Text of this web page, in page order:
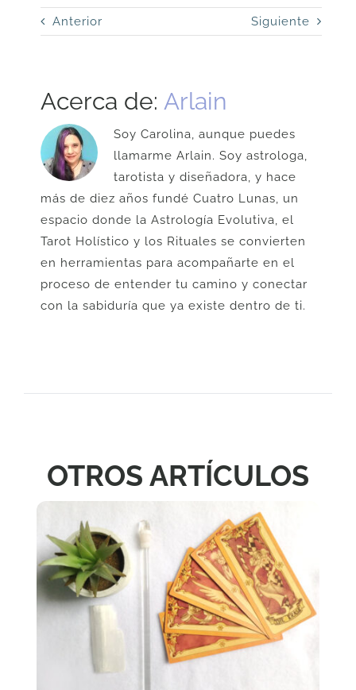
U$
93
se
página
de
producto
Anterior Siguiente
Acerca de: Arlain
Soy Carolina, aunque puedes
llamarme Arlain. Soy astrologa,
tarotista y diseñadora, y hace
más de diez años fundé Cuatro Lunas, un
espacio donde la Astrología Evolutiva, el
Tarot Holístico y los Rituales se convierten
en herramientas para acompañarte en el
proceso de entender tu camino y conectar
con la sabiduría que ya existe dentro de ti.
OTROS ARTÍCULOS